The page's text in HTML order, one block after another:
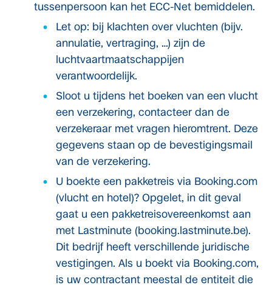
tussenpersoon kan het ECC-Net bemiddelen.
Let op: bij klachten over vluchten (bijv.
annulatie, vertraging, …) zijn de
luchtvaartmaatschappijen
verantwoordelijk.
Sloot u tijdens het boeken van een vlucht
een verzekering, contacteer dan de
verzekeraar met vragen hieromtrent. Deze
gegevens staan op de bevestigingsmail
van de verzekering.
U boekte een pakketreis via Booking.com
(vlucht en hotel)? Opgelet, in dit geval
gaat u een pakketreisovereenkomst aan
met Lastminute (booking.lastminute.be).
Dit bedrijf heeft verschillende juridische
vestigingen. Als u boekt via Booking.com,
is uw contractant meestal de entiteit die